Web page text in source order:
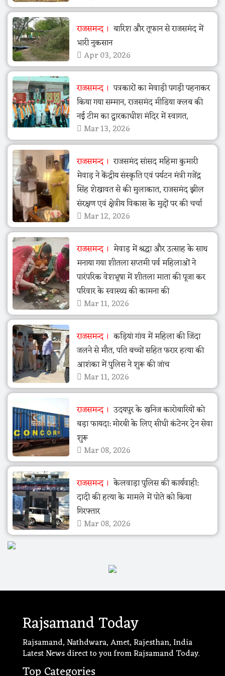
राजसमन्द
बारिश और तूफान से राजसमंद में
भारी नुकसान
Apr 03, 2026
राजसमन्द
पत्रकारों का मेवाड़ी पगड़ी पहनाकर
किया गया सम्मान, राजसमंद मीडिया क्लब की
नई टीम का द्वारकाधीश मंदिर में स्वागत,
Mar 13, 2026
राजसमन्द
राजसमंद सांसद महिमा कुमारी
मेवाड़ ने केंद्रीय संस्कृति एवं पर्यटन मंत्री गजेंद्र
सिंह शेखावत से की मुलाकात, राजसमंद झील
संरक्षण एवं क्षेत्रीय विकास के मुद्दों पर की चर्चा
Mar 12, 2026
राजसमन्द
मेवाड़ में श्रद्धा और उत्साह के साथ
मनाया गया शीतला सप्तमी पर्व महिलाओं ने
पारंपरिक वेशभूषा में शीतला माता की पूजा कर
परिवार के स्वास्थ्य की कामना की
Mar 11, 2026
राजसमन्द
कड़ियां गांव में महिला की जिंदा
जलने से मौत, पति बच्चों सहित फरार हत्या की
आशंका में पुलिस ने शुरू की जांच
Mar 11, 2026
राजसमन्द
उदयपुर के खनिज कारोबारियों को
बड़ा फायदा: मोरबी के लिए सीधी कंटेनर ट्रेन सेवा
शुरू
Mar 08, 2026
राजसमन्द
केलवाड़ा पुलिस की कार्यवाही:
दादी की हत्या के मामले में पोते को किया
गिरफ्तार
Mar 08, 2026
Rajsamand Today
Rajsamand, Nathdwara, Amet, Rajesthan, India
Latest News direct to you from Rajsamand Today.